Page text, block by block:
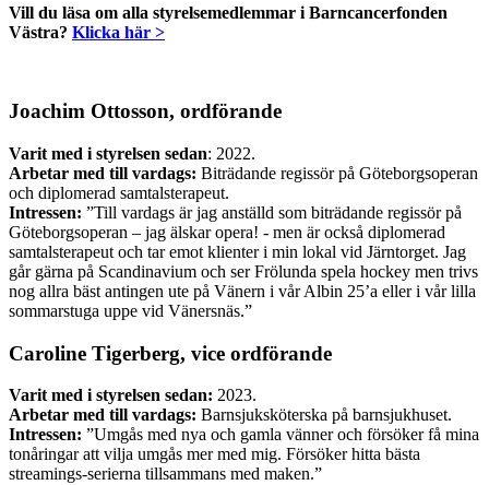
Vill du läsa om alla styrelsemedlemmar i Barncancerfonden
Västra? Klicka här >
Joachim Ottosson, ordförande
Varit med i styrelsen sedan: 2022.
Arbetar med till vardags: Biträdande regissör på Göteborgsoperan
och diplomerad samtalsterapeut.
Intressen: ”Till vardags är jag anställd som biträdande regissör på
Göteborgsoperan – jag älskar opera! - men är också diplomerad
samtalsterapeut och tar emot klienter i min lokal vid Järntorget. Jag
går gärna på Scandinavium och ser Frölunda spela hockey men trivs
nog allra bäst antingen ute på Vänern i vår Albin 25’a eller i vår lilla
sommarstuga uppe vid Vänersnäs.”
Caroline Tigerberg, vice ordförande
Varit med i styrelsen sedan: 2023.
Arbetar med till vardags: Barnsjuksköterska på barnsjukhuset.
Intressen: ”Umgås med nya och gamla vänner och försöker få mina
tonåringar att vilja umgås mer med mig. Försöker hitta bästa
streamings-serierna tillsammans med maken.”